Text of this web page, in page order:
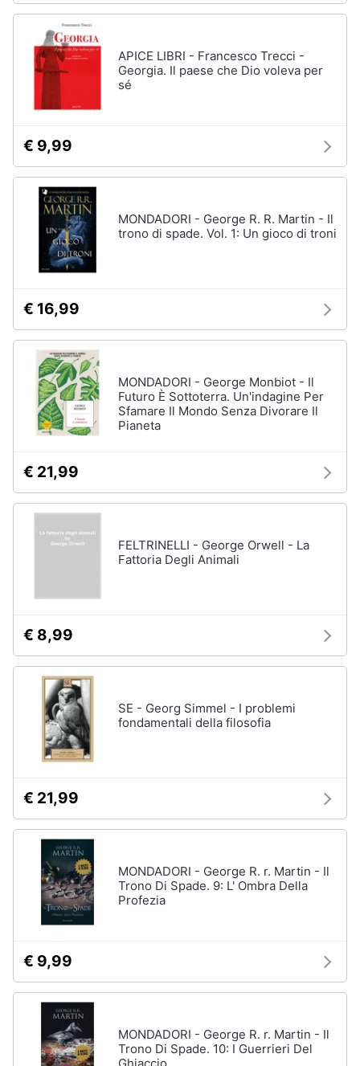
APICE LIBRI - Francesco Trecci -
Georgia. Il paese che Dio voleva per
sé
€ 9,99
MONDADORI - George R. R. Martin - Il
trono di spade. Vol. 1: Un gioco di troni
€ 16,99
MONDADORI - George Monbiot - Il
Futuro È Sottoterra. Un'indagine Per
Sfamare Il Mondo Senza Divorare Il
Pianeta
€ 21,99
FELTRINELLI - George Orwell - La
Fattoria Degli Animali
€ 8,99
SE - Georg Simmel - I problemi
fondamentali della filosofia
€ 21,99
MONDADORI - George R. r. Martin - Il
Trono Di Spade. 9: L' Ombra Della
Profezia
€ 9,99
MONDADORI - George R. r. Martin - Il
Trono Di Spade. 10: I Guerrieri Del